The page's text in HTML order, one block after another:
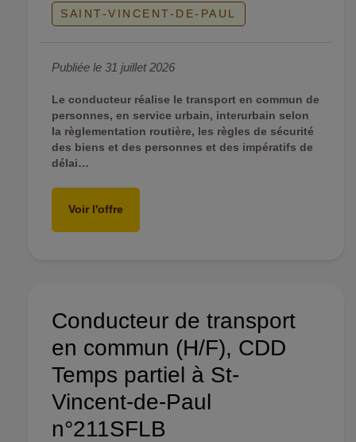
SAINT-VINCENT-DE-PAUL
Publiée le 31 juillet 2026
Le conducteur réalise le transport en commun de
personnes, en service urbain, interurbain selon
la règlementation routière, les règles de sécurité
des biens et des personnes et des impératifs de
délai…
Voir l'offre
Conducteur de transport
en commun (H/F), CDD
Temps partiel à St-
Vincent-de-Paul
n°211SFLB